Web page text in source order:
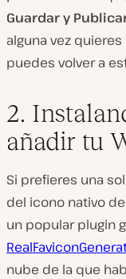
Guardar y
alguna vez
puedes volver a
2.
añadir tu
Si prefieres una
del icono nativo
un popular plugin
nube de la que